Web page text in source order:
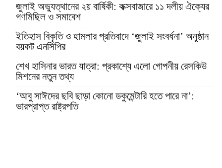
জুলাই অভ্যুত্থানের ২য় বার্ষিকী: কক্সবাজারে ১১ দলীয় ঐক্যের
গণমিছিল ও সমাবেশ
ইতিহাস বিকৃতি ও হামলার প্রতিবাদে ‘জুলাই সংবর্ধনা’ অনুষ্ঠান
বয়কট এনসিপির
শেখ হাসিনার ভারত যাত্রা: প্রকাশ্যে এলো গোপনীয় রেসকিউ
মিশনের নতুন তথ্য
‘আবু সাঈদের ছবি ছাড়া কোনো ডকুমেন্টারি হতে পারে না’:
ভারপ্রাপ্ত রাষ্ট্রপতি